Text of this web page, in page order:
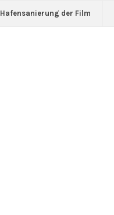
Hafensanierung der Film